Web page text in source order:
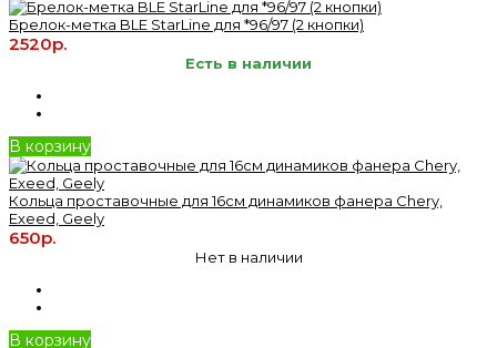
Брелок-метка BLE StarLine для *96/97 (2 кнопки)
2520р.
Есть в наличии
В корзину
Кольца проставочные для 16см динамиков фанера Chery,
Exeed, Geely
650р.
Нет в наличии
В корзину